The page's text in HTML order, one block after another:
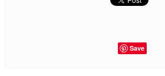
Save